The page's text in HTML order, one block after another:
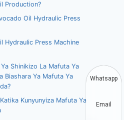
Production?
Oil Hydraulic Press
Hydraulic Press Machine
Shinikizo La Mafuta Ya
Biashara Ya Mafuta Ya
Kunyunyiza Mafuta Ya
Whatsapp
Email